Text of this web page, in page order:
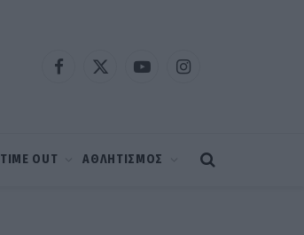
Facebook
X
YouTubeInstagram
TIME OUT ΑΘΛΗΤΙΣΜΟΣ